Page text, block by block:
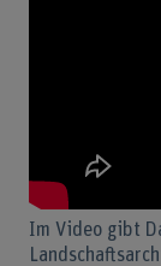
Im Video gibt